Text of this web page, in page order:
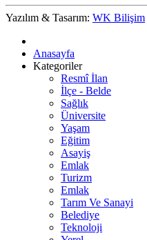
Yazılım & Tasarım: WK Bilişim
Anasayfa
Kategoriler
Resmî İlan
İlçe - Belde
Sağlık
Üniversite
Yaşam
Eğitim
Asayiş
Emlak
Turizm
Emlak
Tarım Ve Sanayi
Belediye
Teknoloji